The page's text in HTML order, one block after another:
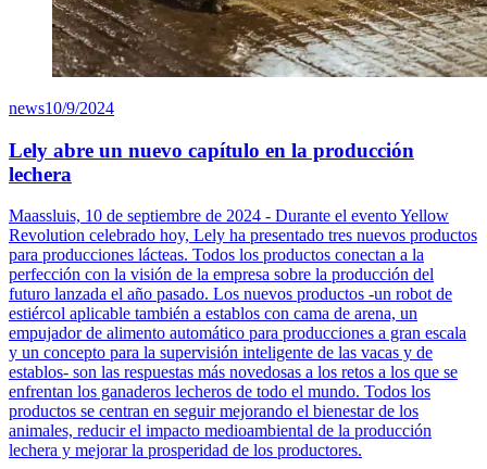
news10/9/2024
Lely abre un nuevo capítulo en la producción
lechera
Maassluis, 10 de septiembre de 2024 - Durante el evento Yellow
Revolution celebrado hoy, Lely ha presentado tres nuevos productos
para producciones lácteas. Todos los productos conectan a la
perfección con la visión de la empresa sobre la producción del
futuro lanzada el año pasado. Los nuevos productos -un robot de
estiércol aplicable también a establos con cama de arena, un
empujador de alimento automático para producciones a gran escala
y un concepto para la supervisión inteligente de las vacas y de
establos- son las respuestas más novedosas a los retos a los que se
enfrentan los ganaderos lecheros de todo el mundo. Todos los
productos se centran en seguir mejorando el bienestar de los
animales, reducir el impacto medioambiental de la producción
lechera y mejorar la prosperidad de los productores.